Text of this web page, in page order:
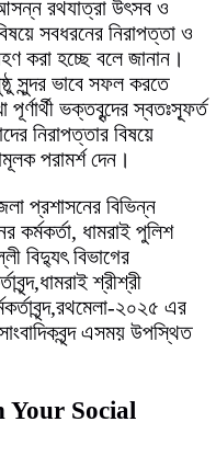
রথযাত্রা উৎসব ও
সবধরনের নিরাপত্তা ও
করা হচ্ছে বলে জানান।
সুন্দর ভাবে সফল করতে
ভক্তবৃন্দের স্বতঃস্ফূর্ত
নিরাপত্তার বিষয়ে
পরামর্শ দেন।
প্রশাসনের বিভিন্ন
কর্মকর্তা, ধামরাই পুলিশ
বিদ্যুৎ বিভাগের
শ্রীশ্রী
২০২৫ এর
এসময় উপস্থিত
Your Social